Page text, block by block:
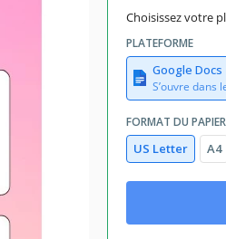
Choisissez votre
PLATEFORME
Google Docs
S’ouvre dans
FORMAT DU PAPIER
US Letter A4